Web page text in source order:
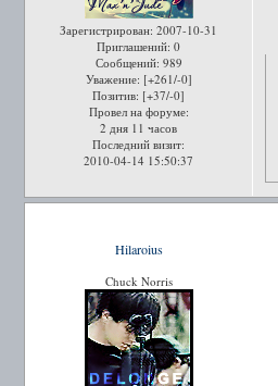
Зарегистрирован: 2007-10-31
Приглашений: 0
Сообщений: 989
Уважение: [+261/-0]
Позитив: [+37/-0]
Провел на форуме:
2 дня 11 часов
Последний визит:
2010-04-14 15:50:37
Hilaroius
Chuck Norris